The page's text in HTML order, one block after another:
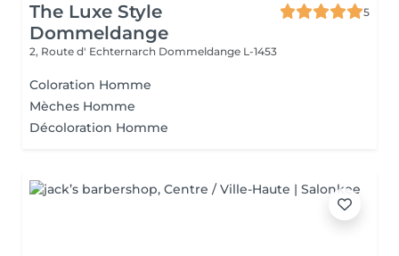
The Luxe Style
Dommeldange
5
2, Route d' Echternarch Dommeldange L-1453
Coloration Homme
Mèches Homme
Décoloration Homme